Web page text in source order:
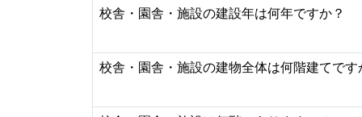
校舎・園舎・施設の建設年は何年ですか？
校舎・園舎・施設の建物全体は何階建てです